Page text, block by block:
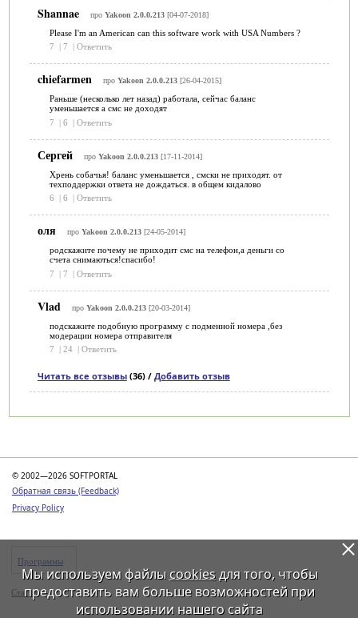
Shannae
про Yakoon 2.0.0.213[04-07-2018]
Please I'm an American can this software work with USA Numbers ?
7
7 Ответить
chiefarmen про Yakoon 2.0.0.213[26-04-2015]
Раньше (несколько лет назад) работала, сейчас баланс
уменьшается а смс не доходят
7
| 6 | Ответить
Сергей про Yakoon 2.0.0.213[17-11-2014]
Хрень собачья! баланс уменьшается , смски не приходят. от
техподдержки ответа не дождаться. в общем кидалово
6
6 Ответить
оля про Yakoon 2.0.0.213[24-05-2014]
родскажите почему не приходит смс на телефон,а деньги со
счета снимаються!спасибо!
7
| 7 | Ответить
Vlad про Yakoon 2.0.0.213[20-03-2014]
подскажите подобную программу с подменной номера ,без
модерации номера отправителя
7
24 Ответить
Читать все отзывы(36) / Добавить отзыв
© 2002—2026 SOFTPORTAL
Обратная связь (Feedback)
Privacy Policy
Программы
Статьи
Мы используем файлы cookiesдля того, чтобы
предоставить вам больше возможностей при
использовании нашего сайта